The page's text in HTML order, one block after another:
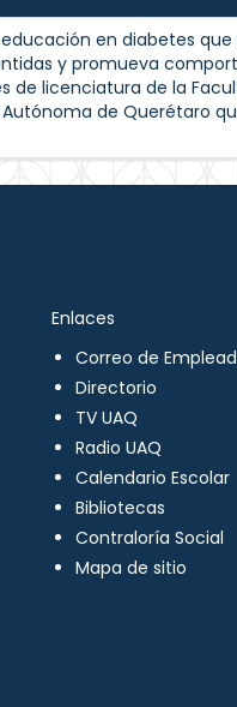
en diabetes que
y promueva
de licenciatura de la
de Querétaro
Enlaces
Correo de
Directorio
TV UAQ
Radio UAQ
Calendario Escolar
Bibliotecas
Contraloría Social
Mapa de sitio